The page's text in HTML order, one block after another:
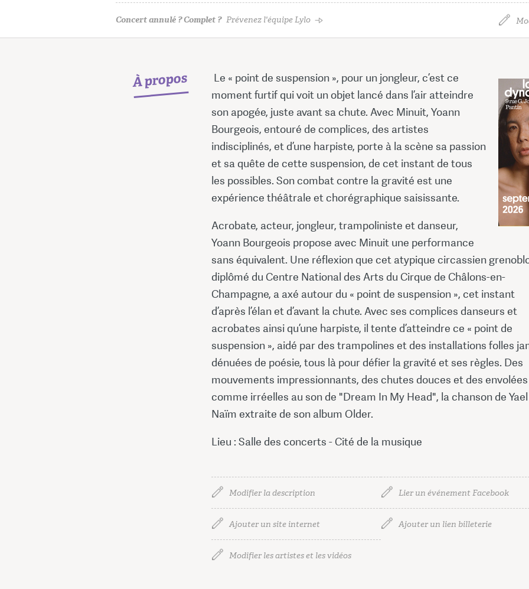
Concert annulé ? Complet ? Prévenez l'équipe Lylo
À propos
Le « point de suspension », pour un jongleur, c’est ce
moment furtif qui voit un objet lancé dans l’air atteindre
son apogée, juste avant sa chute. Avec Minuit, Yoann
Bourgeois, entouré de complices, des artistes
indisciplinés, et d’une harpiste, porte à la scène sa passion
et sa quête de cette suspension, de cet instant de tous
les possibles. Son combat contre la gravité est une
expérience théâtrale et chorégraphique saisissante.
Acrobate, acteur, jongleur, trampoliniste et danseur,
Yoann Bourgeois propose avec Minuit une performance
sans équivalent. Une réflexion que cet atypique circassien
diplômé du Centre National des Arts du Cirque de Châlons-en-
Champagne, a axé autour du « point de suspension », cet instant
d’après l’élan et d’avant la chute. Avec ses complices danseurs et
acrobates ainsi qu’une harpiste, il tente d’atteindre ce « point de
suspension », aidé par des trampolines et des installations folles
dénuées de poésie, tous là pour défier la gravité et ses règles. Des
mouvements impressionnants, des chutes douces et des envolées
comme irréelles au son de "Dream In My Head", la chanson de Yael
Naïm extraite de son album Older.
Lieu : Salle des concerts - Cité de la musique
Modifier la description Lier un événement Facebook
Ajouter un site internet Ajouter un lien billeterie
Modifier les artistes et les vidéos